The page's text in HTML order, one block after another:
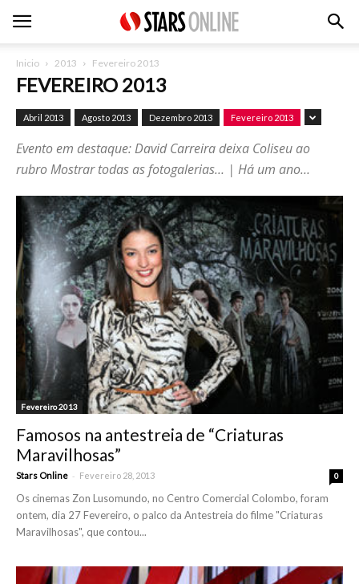
Inicio 2013 Fevereiro 2013
FEVEREIRO 2013
Abril 2013 Agosto 2013 Dezembro 2013 Fevereiro 2013
Evento em destaque: David Carreira deixa Coliseu ao
rubro Mostrar todas as fotogalerias… | Há um ano…
Fevereiro 2013
Famosos na antestreia de “Criaturas
Maravilhosas”
Stars Online - Fevereiro 28, 2013 0
Os cinemas Zon Lusomundo, no Centro Comercial Colombo, foram
ontem, dia 27 Fevereiro, o palco da Antestreia do filme "Criaturas
Maravilhosas", que contou...